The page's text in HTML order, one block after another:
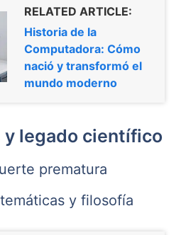
RELATED ARTICLE:
Historia de la
Computadora: Cómo
nació y transformó el
mundo moderno
y legado científico
prematura
y filosofía